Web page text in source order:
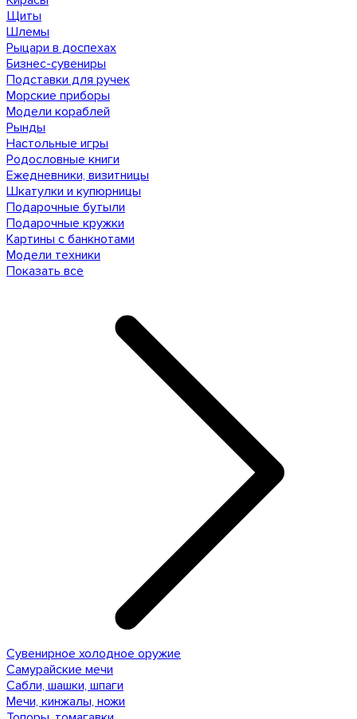
Щиты
Шлемы
Рыцари в доспехах
Бизнес-сувениры
Подставки для ручек
Морские приборы
Модели кораблей
Рынды
Настольные игры
Родословные книги
Ежедневники, визитницы
Шкатулки и купюрницы
Подарочные бутыли
Подарочные кружки
Картины с банкнотами
Модели техники
Показать все
Сувенирное холодное оружие
Самурайские мечи
Сабли, шашки, шпаги
Мечи, кинжалы, ножи